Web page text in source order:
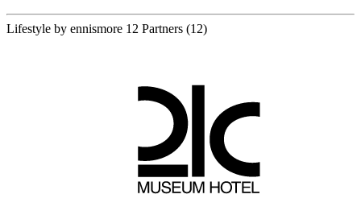
Lifestyle by ennismore 12 Partners (12)